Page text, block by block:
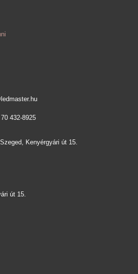
432-8925
Kenyérgyári út 15.
út 15.